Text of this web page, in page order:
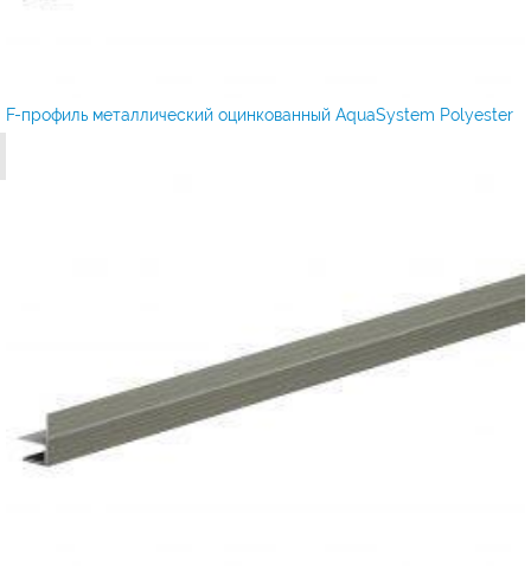
F-профиль металлический оцинкованный AquaSystem Polyester